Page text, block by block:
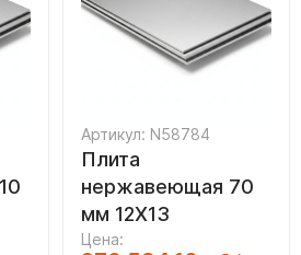
Артикул: N58784
Плита
нержавеющая 70
мм 12Х13
Цена: